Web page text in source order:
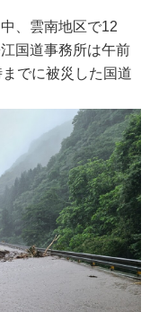
、雲南地区で12
国道事務所は午前
でに被災した国道